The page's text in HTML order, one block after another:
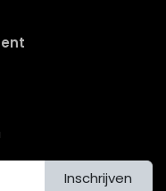
Inschrijven